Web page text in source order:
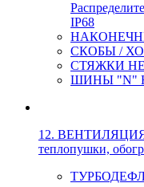
IP68
СКОБЫ /
СТЯЖКИ
ШИНЫ "N"
12.
теплопушки,